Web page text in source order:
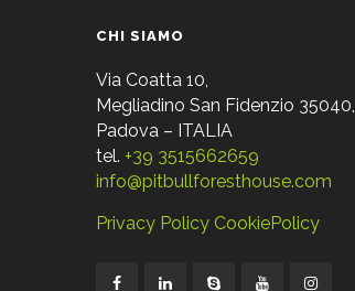
CHI SIAMO
Via Coatta 10,
Megliadino San Fidenzio 35040,
Padova – ITALIA
tel. +39 3515662659
info@pitbullforesthouse.com
Privacy Policy CookiePolicy